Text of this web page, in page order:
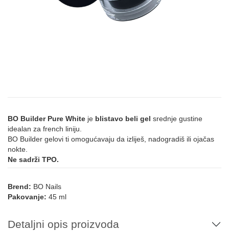
BO Builder Pure White je blistavo beli gel srednje gustine
idealan za french liniju.
BO Builder gelovi ti omogućavaju da izliješ, nadogradiš ili ojačas
nokte.
Ne sadrži TPO.
Brend: BO Nails
Pakovanje: 45 ml
Detaljni opis proizvoda